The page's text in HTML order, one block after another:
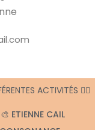
ACTIVITÉS 👇🏼
🎨 ETIENNE CAIL